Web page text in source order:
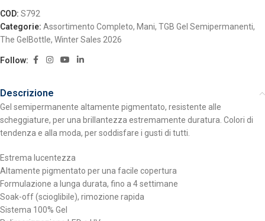
COD: S792
Categorie: Assortimento Completo, Mani, TGB Gel Semipermanenti,
The GelBottle, Winter Sales 2026
Follow:
Descrizione
Gel semipermanente altamente pigmentato, resistente alle
scheggiature, per una brillantezza estremamente duratura. Colori di
tendenza e alla moda, per soddisfare i gusti di tutti.
Estrema lucentezza
Altamente pigmentato per una facile copertura
Formulazione a lunga durata, fino a 4 settimane
Soak-off (scioglibile), rimozione rapida
Sistema 100% Gel